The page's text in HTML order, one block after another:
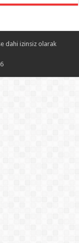
dahi izinsiz olarak